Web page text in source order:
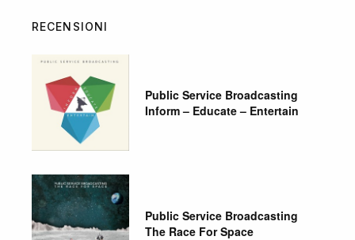
RECENSIONI
Public Service Broadcasting
Inform – Educate – Entertain
Public Service Broadcasting
The Race For Space